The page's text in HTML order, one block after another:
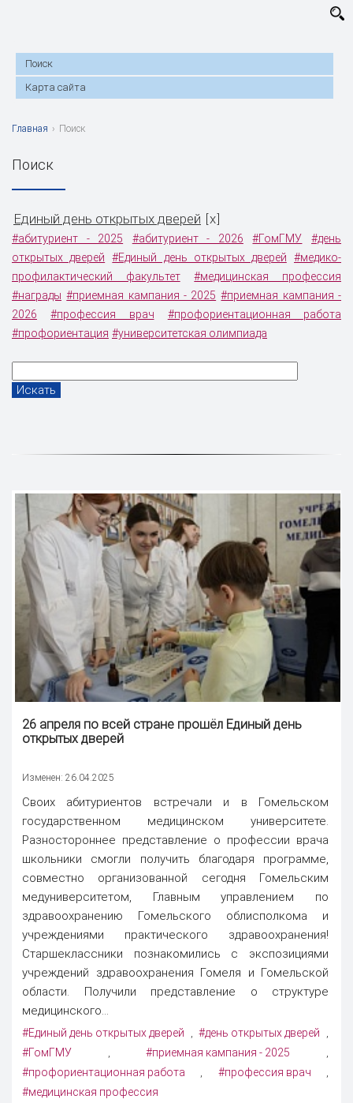
Поиск
Карта сайта
Главная › Поиск
Поиск
Единый день открытых дверей x
#абитуриент - 2025 #абитуриент - 2026 #ГомГМУ
#день
открытых дверей
#Единый день открытых дверей
#медико-
профилактический факультет
#медицинская профессия
#награды #приемная кампания - 2025 #приемная кампания -
2026
#профессия врач
#профориентационная работа
#профориентация #университетская олимпиада
26 апреля по всей стране прошёл Единый день
открытых дверей
Изменен: 26.04.2025
Своих абитуриентов встречали и в Гомельском
государственном медицинском университете.
Разностороннее представление о профессии врача
школьники смогли получить благодаря программе,
совместно организованной сегодня Гомельским
медуниверситетом, Главным управлением по
здравоохранению Гомельского облисполкома и
учреждениями практического здравоохранения!
Старшеклассники познакомились с экспозициями
учреждений здравоохранения Гомеля и Гомельской
области. Получили представление о структуре
медицинского...
#Единый день открытых дверей ,#день открытых дверей ,
#ГомГМУ ,#приемная кампания - 2025 ,
#профориентационная работа , #профессия врач ,
#медицинская профессия